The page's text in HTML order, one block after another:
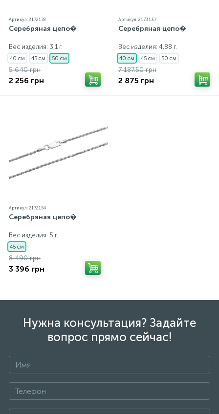
Артикул: 2172178
Серебряная цепо�
Вес изделия: 3,1 г.
40 см 45 см 50 см
5 640 грн
2 256 грн
Артикул: 2173137
Серебряная цепо�
Вес изделия: 4,88 г.
40 см 45 см 50 см
7 187.50 грн
2 875 грн
Артикул: 2172154
Серебряная цепо�
Вес изделия: 5 г.
45 см
8 490 грн
3 396 грн
Нужна консультация? Задайте
вопрос прямо сейчас!